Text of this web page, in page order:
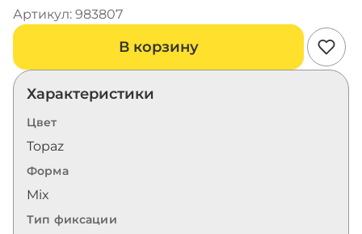
Артикул: 983807
В корзину
Характеристики
Цвет
Topaz
Форма
Mix
Тип фиксации